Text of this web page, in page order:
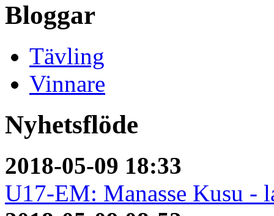
Bloggar
Tävling
Vinnare
Nyhetsflöde
2018-05-09 18:33
U17-EM: Manasse Kusu -